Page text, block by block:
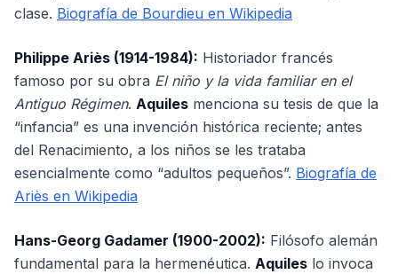
clase. Biografía de Bourdieu en Wikipedia
Philippe Ariès (1914-1984): Historiador francés
famoso por su obra El niño y la vida familiar en el
Antiguo Régimen. Aquiles menciona su tesis de que la
“infancia” es una invención histórica reciente; antes
del Renacimiento, a los niños se les trataba
esencialmente como “adultos pequeños”. Biografía de
Ariès en Wikipedia
Hans-Georg Gadamer (1900-2002): Filósofo alemán
fundamental para la hermenéutica. Aquiles lo invoca